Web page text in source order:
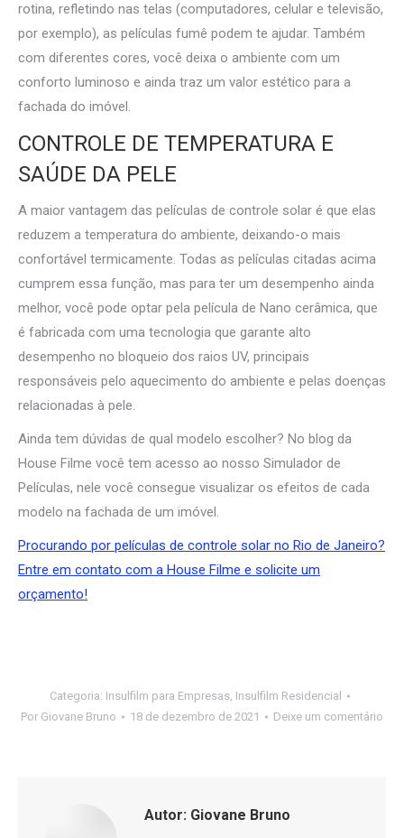
rotina, refletindo nas telas (computadores, celular e televisão,
por exemplo), as películas fumê podem te ajudar. Também
com diferentes cores, você deixa o ambiente com um
conforto luminoso e ainda traz um valor estético para a
fachada do imóvel.
CONTROLE DE TEMPERATURA E
SAÚDE DA PELE
A maior vantagem das películas de controle solar é que elas
reduzem a temperatura do ambiente, deixando-o mais
confortável termicamente. Todas as películas citadas acima
cumprem essa função, mas para ter um desempenho ainda
melhor, você pode optar pela película de Nano cerâmica, que
é fabricada com uma tecnologia que garante alto
desempenho no bloqueio dos raios UV, principais
responsáveis pelo aquecimento do ambiente e pelas doenças
relacionadas à pele.
Ainda tem dúvidas de qual modelo escolher? No blog da
House Filme você tem acesso ao nosso Simulador de
Películas, nele você consegue visualizar os efeitos de cada
modelo na fachada de um imóvel.
Procurando por películas de controle solar no Rio de Janeiro?
Entre em contato com a House Filme e solicite um
orçamento!
Categoria: Insulfilm para Empresas, Insulfilm Residencial
Por Giovane Bruno 18 de dezembro de 2021 Deixe um comentário
Autor: Giovane Bruno